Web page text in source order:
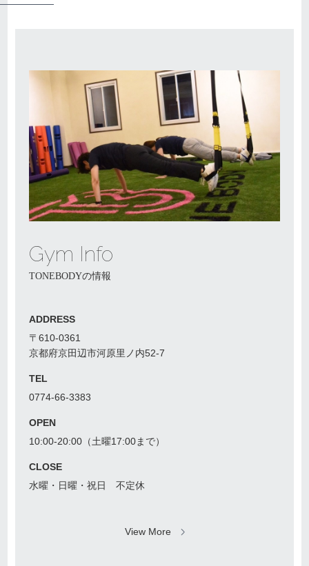
Gym Info
TONEBODYの情報
ADDRESS
〒610-0361
京都府京田辺市河原里ノ内52-7
TEL
0774-66-3383
OPEN
10:00-20:00（土曜17:00まで）
CLOSE
水曜・日曜・祝日 不定休
View More